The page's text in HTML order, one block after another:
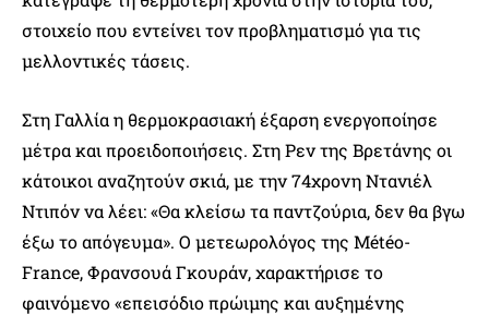
στοιχείο που εντείνει τον προβληματισμό για τις
μελλοντικές τάσεις.
Στη Γαλλία η θερμοκρασιακή έξαρση ενεργοποίησε
μέτρα και προειδοποιήσεις. Στη Ρεν της Βρετάνης οι
κάτοικοι αναζητούν σκιά, με την 74χρονη Ντανιέλ
Ντιπόν να λέει: «Θα κλείσω τα παντζούρια, δεν θα βγω
έξω το απόγευμα». Ο μετεωρολόγος της Météo-
France, Φρανσουά Γκουράν, χαρακτήρισε το
φαινόμενο «επεισόδιο πρώιμης και αυξημένης